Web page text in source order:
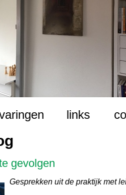
links
gevolgen
Gesprekken uit de praktijk met